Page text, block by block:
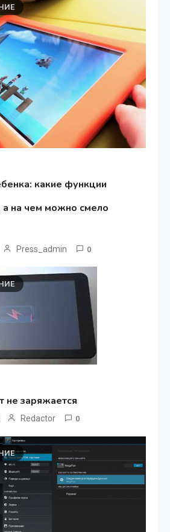
какие функции
на чем можно смело
Press_admin 0
не заряжается
Redactor 0